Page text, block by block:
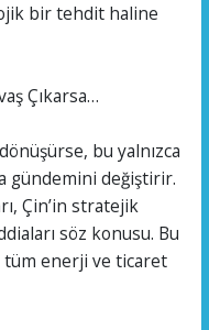
bir tehdit haline
Çıkarsa…
bu yalnızca
gündemini değiştirir.
Çin’in stratejik
söz konusu. Bu
tüm enerji ve ticaret